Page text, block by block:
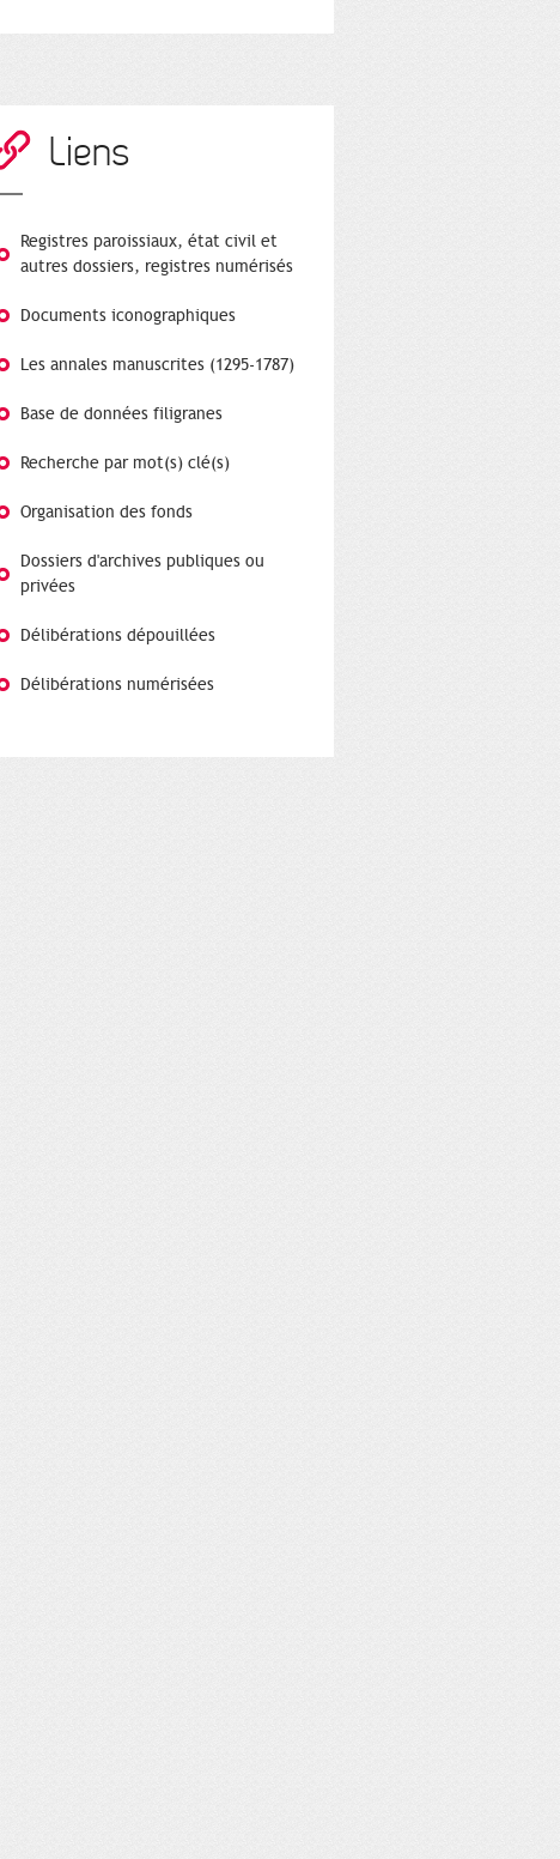
Liens
Registres paroissiaux, état civil et
autres dossiers, registres numérisés
Documents iconographiques
Les annales manuscrites (1295-1787)
Base de données filigranes
Recherche par mot(s) clé(s)
Organisation des fonds
Dossiers d'archives publiques ou
privées
Délibérations dépouillées
Délibérations numérisées